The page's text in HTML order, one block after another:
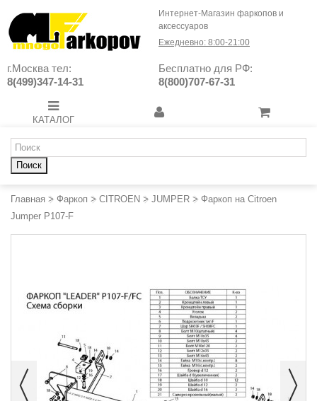
Интернет-Магазин фаркопов и
аксессуаров
Ежедневно: 8:00-21:00
г.Москва тел:
8(499)347-14-31
Бесплатно для РФ:
8(800)707-67-31
КАТАЛОГ
Поиск
Главная > Фаркоп > CITROEN > JUMPER > Фаркоп на Citroen
Jumper P107-F